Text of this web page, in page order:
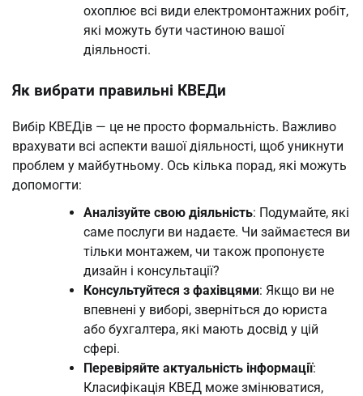
охоплює всі види електромонтажних робіт,
які можуть бути частиною вашої
діяльності.
Як вибрати правильні КВЕДи
Вибір КВЕДів — це не просто формальність. Важливо
врахувати всі аспекти вашої діяльності, щоб уникнути
проблем у майбутньому. Ось кілька порад, які можуть
допомогти:
Аналізуйте свою діяльність: Подумайте, які
саме послуги ви надаєте. Чи займаєтеся ви
тільки монтажем, чи також пропонуєте
дизайн і консультації?
Консультуйтеся з фахівцями: Якщо ви не
впевнені у виборі, зверніться до юриста
або бухгалтера, які мають досвід у цій
сфері.
Перевіряйте актуальність інформації:
Класифікація КВЕД може змінюватися,